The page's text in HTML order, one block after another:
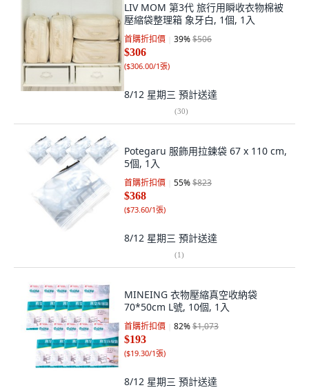
LIV MOM 第3代 旅行用瞬收衣物棉被
壓縮袋整理箱 象牙白, 1個, 1入
首購折扣價 39%$506
$306
($306.00/1張)
8/12 星期三 預計送達
(30)
Potegaru 服飾用拉鍊袋 67 x 110 cm,
5個, 1入
首購折扣價 55%$823
$368
($73.60/1張)
8/12 星期三 預計送達
(1)
MINEING 衣物壓縮真空收納袋
70*50cm L號, 10個, 1入
首購折扣價 82%$1,073
$193
($19.30/1張)
8/12 星期三 預計送達